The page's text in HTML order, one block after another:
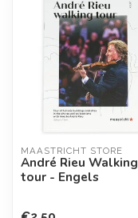
MAASTRICHT STORE
André Rieu Walking
tour - Engels